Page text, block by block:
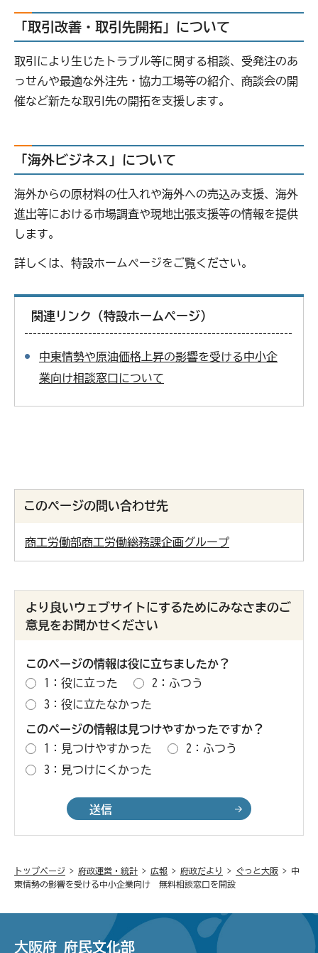
「取引改善・取引先開拓」について
取引により生じたトラブル等に関する相談、受発注のあ
っせんや最適な外注先・協力工場等の紹介、商談会の開
催など新たな取引先の開拓を支援します。
「海外ビジネス」について
海外からの原材料の仕入れや海外への売込み支援、海外
進出等における市場調査や現地出張支援等の情報を提供
します。
詳しくは、特設ホームページをご覧ください。
関連リンク（特設ホームページ）
中東情勢や原油価格上昇の影響を受ける中小企
業向け相談窓口について
このページの問い合わせ先
商工労働部商工労働総務課企画グループ
より良いウェブサイトにするためにみなさまのご
意見をお聞かせください
このページの情報は役に立ちましたか？
1：役に立った
2：ふつう
3：役に立たなかった
このページの情報は見つけやすかったですか？
1：見つけやすかった
2：ふつう
3：見つけにくかった
トップページ > 府政運営・統計 > 広報 > 府政だより > ぐっと大阪 > 中
東情勢の影響を受ける中小企業向け 無料相談窓口を開設
大阪府 府民文化部